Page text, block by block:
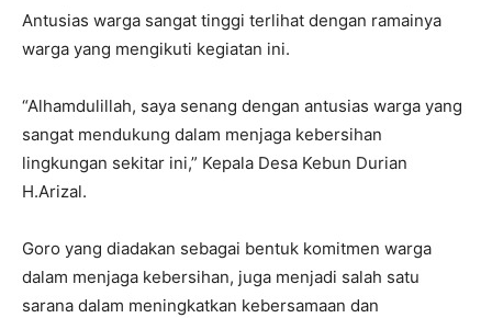
Antusias warga sangat tinggi terlihat dengan ramainya
warga yang mengikuti kegiatan ini.
“Alhamdulillah, saya senang dengan antusias warga yang
sangat mendukung dalam menjaga kebersihan
lingkungan sekitar ini,” Kepala Desa Kebun Durian
H.Arizal.
Goro yang diadakan sebagai bentuk komitmen warga
dalam menjaga kebersihan, juga menjadi salah satu
sarana dalam meningkatkan kebersamaan dan